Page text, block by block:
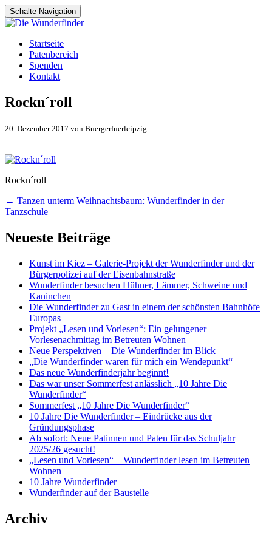
Schalte Navigation
Zum
Inhalt
springen
Startseite
Patenbereich
Spenden
Kontakt
Rockn´roll
20. Dezember 2017 von Buergerfuerleipzig
Rockn´roll
Artikel-
Navigation
← Tanzen unterm Weihnachtsbaum: Wunderfinder in der
Tanzschule
Neueste Beiträge
Kunst im Kiez – Galerie-Projekt der Wunderfinder und der
Bürgerpolizei auf der Eisenbahnstraße
Wunderfinder besuchen Hühner, Lämmer, Schweine und
Kaninchen
Die Wunderfinder zu Gast in einem der schönsten Bahnhöfe
Europas
Projekt „Lesen und Vorlesen“: Ein gelungener
Vorlesenachmittag im Betreuten Wohnen
Neue Perspektiven – Die Wunderfinder im Blick
„Die Wunderfinder waren für mich ein Wendepunkt“
Das neue Wunderfinderjahr beginnt!
Das war unser Sommerfest anlässlich „10 Jahre Die
Wunderfinder“
Sommerfest „10 Jahre Die Wunderfinder“
10 Jahre Die Wunderfinder – Eindrücke aus der
Gründungsphase
Ab sofort: Neue Patinnen und Paten für das Schuljahr
2025/26 gesucht!
„Lesen und Vorlesen“ – Wunderfinder lesen im Betreuten
Wohnen
10 Jahre Wunderfinder
Wunderfinder auf der Baustelle
Archiv